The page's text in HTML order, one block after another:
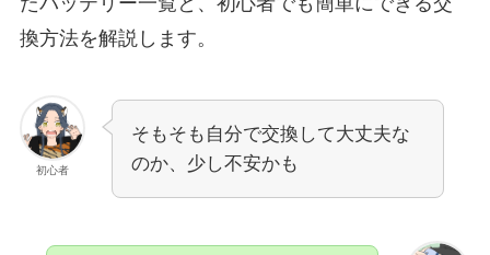
換方法を解説します。
初心者
そもそも自分で交換して大丈夫な
のか、少し不安かも